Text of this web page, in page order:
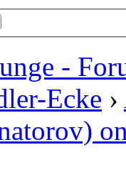
-
Ecke ›